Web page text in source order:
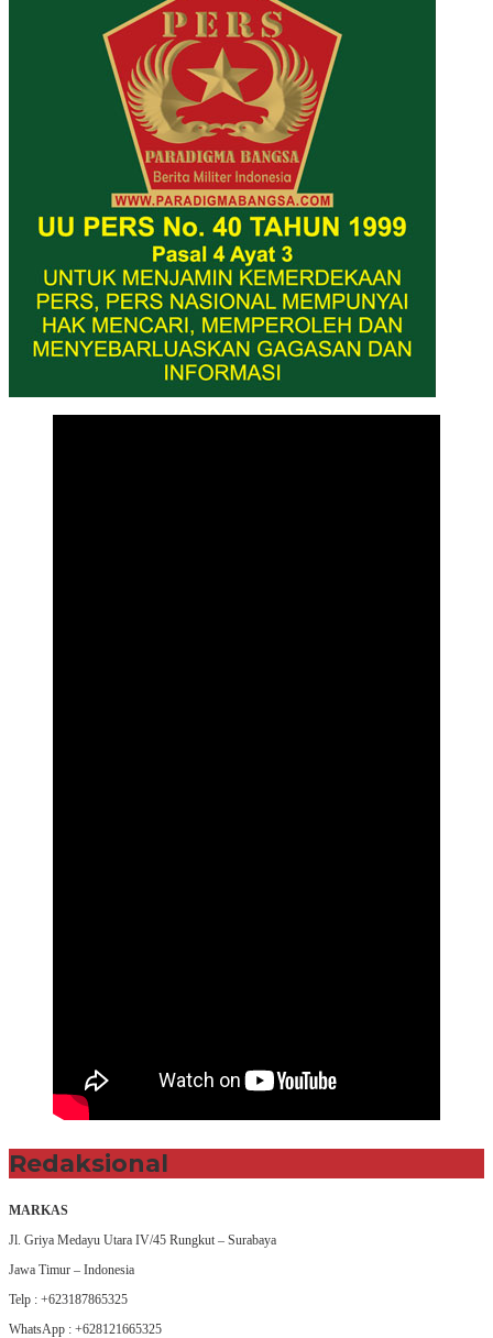
Redaksional
MARKAS
Jl. Griya Medayu Utara IV/45 Rungkut – Surabaya
Jawa Timur – Indonesia
Telp : +623187865325
WhatsApp : +628121665325